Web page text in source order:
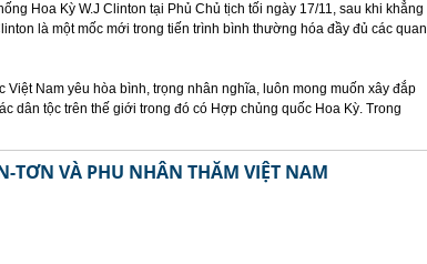
Hoa Kỳ W.J Clinton tại Phủ Chủ tịch tối ngày 17/11, sau khi khẳng
là một mốc mới trong tiến trình bình thường hóa đầy đủ các quan
Nam yêu hòa bình, trọng nhân nghĩa, luôn mong muốn xây đắp
dân tộc trên thế giới trong đó có Hợp chủng quốc Hoa Kỳ. Trong
TƠN VÀ PHU NHÂN THĂM VIỆT NAM